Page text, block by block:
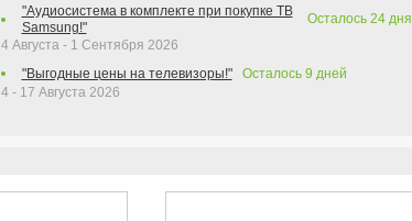
"Аудиосистема в комплекте при покупке ТВ
Samsung!"
Осталось 24дня
4 Августа - 1 Сентября 2026
"Выгодные цены на телевизоры!"
Осталось 9 дней
4 - 17 Августа 2026